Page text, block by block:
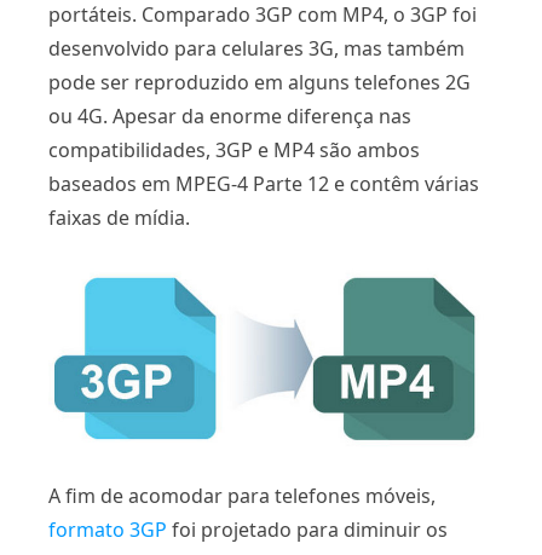
portáteis. Comparado 3GP com MP4, o 3GP foi
desenvolvido para celulares 3G, mas também
pode ser reproduzido em alguns telefones 2G
ou 4G. Apesar da enorme diferença nas
compatibilidades, 3GP e MP4 são ambos
baseados em MPEG-4 Parte 12 e contêm várias
faixas de mídia.
A fim de acomodar para telefones móveis,
formato 3GP foi projetado para diminuir os